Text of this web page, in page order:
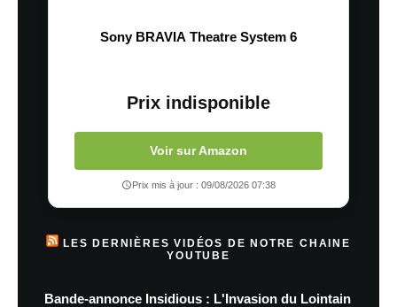
Sony BRAVIA Theatre System 6
Prix indisponible
Voir sur Amazon
Prix mis à jour : 09/08/2026 07:38
LES DERNIÈRES VIDÉOS DE NOTRE CHAINE
YOUTUBE
Bande-annonce Insidious : L'Invasion du Lointain